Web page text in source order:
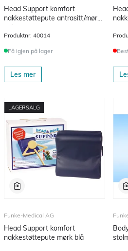
Head Support komfort
nakkestøttepute antrasitt/mørk
grå
Produktnr. 40014
Få igjen på lager
Les mer
LAGERSALG
Funke-Medical AG
Head Support komfort
nakkestøttepute mørk blå